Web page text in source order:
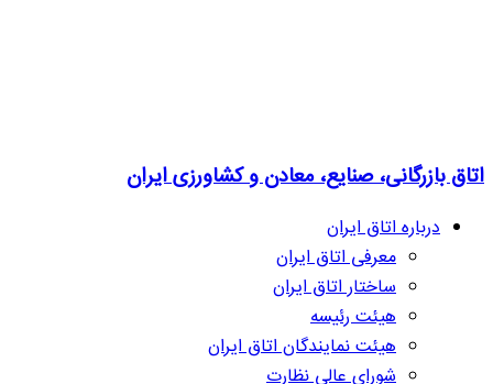
اتاق بازرگانی، صنایع، معادن و کشاورزی ایران
درباره اتاق ایران
معرفی اتاق ایران
ساختار اتاق ایران
هیئت رئیسه
هیئت نمایندگان اتاق ایران
شورای عالی نظارت